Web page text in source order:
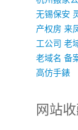
无锡保安
产权房 来
工公司 老
老域名 备
高仿手錶
网站